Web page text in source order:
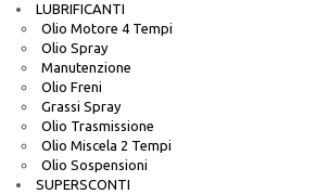
LUBRIFICANTI
Olio Motore 4 Tempi
Olio Spray
Manutenzione
Olio Freni
Grassi Spray
Olio Trasmissione
Olio Miscela 2 Tempi
Olio Sospensioni
SUPERSCONTI